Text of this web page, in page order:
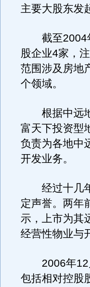
主要大股东发
截至2004年
股企业4家，
范围涉及房地
个领域。
根据中远地
富天下投资型
负责为各地中
开发业务。
经过十几年
定声誉。两年
示，上市为其
经营性物业与
2006年12
包括相对控股